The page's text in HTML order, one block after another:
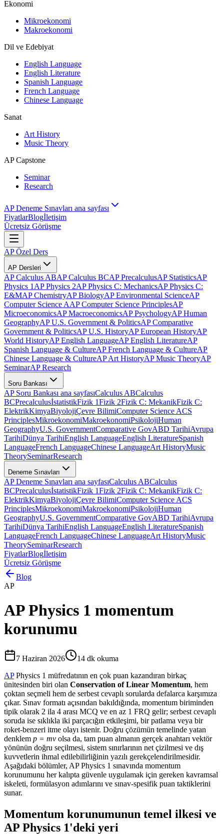
Ekonomi
Mikroekonomi
Makroekonomi
Dil ve Edebiyat
English Language
English Literature
Spanish Language
French Language
Chinese Language
Sanat
Art History
Music Theory
AP Capstone
Seminar
Research
AP Deneme Sınavları ana sayfası
FiyatlarBlogİletişim
Ücretsiz Görüşme
AP Özel Ders
AP Dersleri
AP Calculus ABAP Calculus BCAP PrecalculusAP StatisticsAP
Physics 1 AP Physics 2AP Physics C: MechanicsAP Physics C:
E&MAP ChemistryAP BiologyAP Environmental ScienceAP
Computer Science AAP Computer Science PrinciplesAP
MicroeconomicsAP MacroeconomicsAP PsychologyAP Human
GeographyAP U.S. Government & PoliticsAP Comparative
Government & PoliticsAP U.S. HistoryAP European HistoryAP
World HistoryAP English LanguageAP English LiteratureAP
Spanish Language & CultureAP French Language & CultureAP
Chinese Language & CultureAP Art HistoryAP Music TheoryAP
SeminarAP Research
Soru Bankası
AP Soru Bankası ana sayfasıCalculus ABCalculus
BCPrecalculusİstatistikFizik 1Fizik 2Fizik C: MekanikFizik C:
ElektrikKimyaBiyolojiÇevre BilimiComputer Science ACS
PrinciplesMikroekonomiMakroekonomiPsikolojiHuman
GeographyU.S. GovernmentComparative GovABD TarihiAvrupa
TarihiDünya TarihiEnglish LanguageEnglish LiteratureSpanish
LanguageFrench LanguageChinese LanguageArt HistoryMusic
TheorySeminarResearch
Deneme Sınavları
AP Deneme Sınavları ana sayfasıCalculus ABCalculus
BCPrecalculusİstatistikFizik 1Fizik 2Fizik C: MekanikFizik C:
ElektrikKimyaBiyolojiÇevre BilimiComputer Science ACS
PrinciplesMikroekonomiMakroekonomiPsikolojiHuman
GeographyU.S. GovernmentComparative GovABD TarihiAvrupa
TarihiDünya TarihiEnglish LanguageEnglish LiteratureSpanish
LanguageFrench LanguageChinese LanguageArt HistoryMusic
TheorySeminarResearch
FiyatlarBlogİletişim
Ücretsiz Görüşme
Blog
AP
AP Physics 1 momentum
korunumu
7 Haziran 2026 14 dk okuma
APPhysics 1 müfredatının en çok puan kazandıran birkaç
ünitesinden biri olan Conservation of Linear Momentum, hem
çoktan seçmeli hem de serbest cevaplı sorularda defalarca karşımıza
çıkar. Sınav formatı açısından bakıldığında, momentum biriminden
tipik olarak 2 ila 4 arası MCQ ve en az 1 FRQ gelir; serbest cevaplı
soruda ise sıklıkla iki parçacığın etkileşimi, bir patlama veya bir
roket-benzeri itme olayı istenir. Doğru çözümün temelinde yatan
denklem p = mv olsa da, tam puan almanın gerçek anahtarı vektör
yönünün doğru seçilmesi, sistem sınırlarının net çizilmesi ve dış
kuvvetlerin ihmal edilebilirliğinin yazılı gerekçelendirilmesidir.
Aşağıdaki bölümler, AP Physics 1 sınavında momentum
korunumunu her kalıpta güvenle uygulamak için gereken kavramsal
iskeleti, formülasyon adımlarını ve sınav-spesifik puan taktiklerini
sunar.
Momentum korunumunun temel ilkesi ve
AP Physics 1'deki yeri